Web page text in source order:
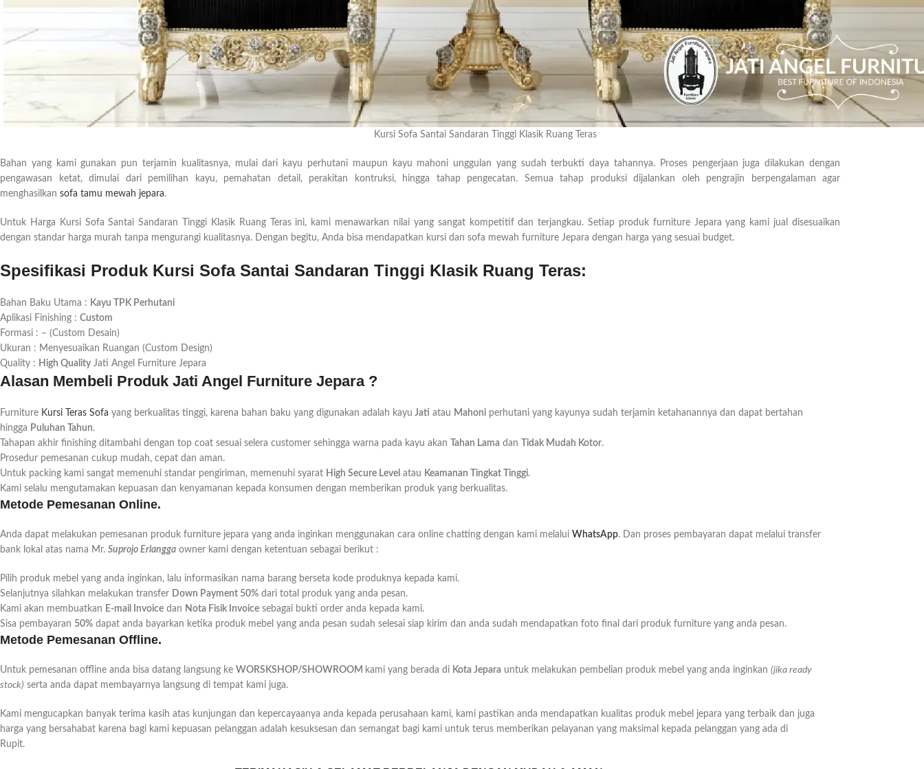
Kursi Sofa Santai Sandaran Tinggi Klasik Ruang Teras
Bahan yang kami gunakan pun terjamin kualitasnya, mulai dari kayu perhutani maupun kayu mahoni unggulan yang sudah terbukti daya tahannya. Proses pengerjaan juga dilakukan dengan
pengawasan ketat, dimulai dari pemilihan kayu, pemahatan detail, perakitan kontruksi, hingga tahap pengecatan. Semua tahap produksi dijalankan oleh pengrajin berpengalaman agar
menghasilkan sofa tamu mewah jepara.
Untuk Harga Kursi Sofa Santai Sandaran Tinggi Klasik Ruang Teras ini, kami menawarkan nilai yang sangat kompetitif dan terjangkau. Setiap produk furniture Jepara yang kami jual disesuaikan
dengan standar harga murah tanpa mengurangi kualitasnya. Dengan begitu, Anda bisa mendapatkan kursi dan sofa mewah furniture Jepara dengan harga yang sesuai budget.
Spesifikasi Produk Kursi Sofa Santai Sandaran Tinggi Klasik Ruang Teras:
Bahan Baku Utama : Kayu TPK Perhutani
Aplikasi Finishing : Custom
Formasi : – (Custom Desain)
Ukuran : Menyesuaikan Ruangan (Custom Design)
Quality : High Quality Jati Angel Furniture Jepara
Alasan Membeli Produk Jati Angel Furniture Jepara ?
Furniture Kursi Teras Sofa yang berkualitas tinggi, karena bahan baku yang digunakan adalah kayu Jati atau Mahoni perhutani yang kayunya sudah terjamin ketahanannya dan dapat bertahan
hingga Puluhan Tahun.
Tahapan akhir finishing ditambahi dengan top coat sesuai selera customer sehingga warna pada kayu akan
Tahan Lama dan Tidak Mudah Kotor.
Prosedur pemesanan cukup mudah, cepat dan aman.
Untuk packing kami sangat memenuhi standar pengiriman, memenuhi syarat H igh Secure Level atau Keamanan Tingkat Tinggi.
Kami selalu mengutamakan kepuasan dan kenyamanan kepada konsumen dengan memberikan produk yang berkualitas.
Metode Pemesanan Online.
Anda dapat melakukan pemesanan produk furniture jepara yang anda inginkan menggunakan cara online chatting dengan kami melalui WhatsApp. Dan proses pembayaran dapat melalui transfer
bank lokal atas nama Mr. Suprojo Erlangga owner kami dengan ketentuan sebagai berikut :
Pilih produk mebel yang anda inginkan, lalu informasikan nama barang berseta kode produknya kepada kami.
Selanjutnya silahkan melakukan transfer Down Payment 50% dari total produk yang anda pesan.
Kami akan membuatkan E-mail Invoice dan N ota Fisik Invoice sebagai bukti order anda kepada kami.
Sisa pembayaran 50% dapat anda bayarkan ketika produk mebel yang anda pesan sudah selesai siap kirim dan anda sudah mendapatkan foto final dari produk furniture yang anda pesan.
Metode Pemesanan Offline.
Untuk pemesanan offline anda bisa datang langsung ke WORSKSHOP/SHOWROOM kami yang berada di Kota Jepara untuk melakukan pembelian produk mebel yang anda inginkan (jika ready
stock) serta anda dapat membayarnya langsung di tempat kami juga.
Kami mengucapkan banyak terima kasih atas kunjungan dan kepercayaanya anda kepada perusahaan kami, kami pastikan anda mendapatkan kualitas produk mebel jepara yang terbaik dan juga
harga yang bersahabat karena bagi kami kepuasan pelanggan adalah kesuksesan dan semangat bagi kami untuk terus memberikan pelayanan yang maksimal kepada pelanggan yang ada di
Rupit.